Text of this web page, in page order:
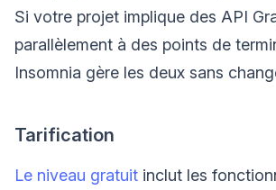
Si votre projet implique des API
parallèlement à des points de
Insomnia gère les deux sans
Tarification
Le niveau gratuit inclut les